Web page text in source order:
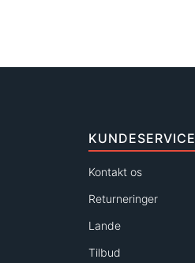
KUNDESERVICE
Kontakt os
Returneringer
Lande
Tilbud